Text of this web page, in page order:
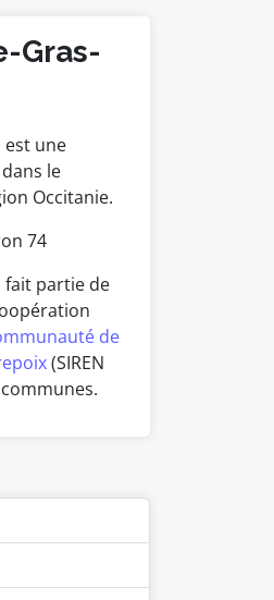
Gras-
est une
le
Occitanie.
74
fait partie de
de
(SIREN